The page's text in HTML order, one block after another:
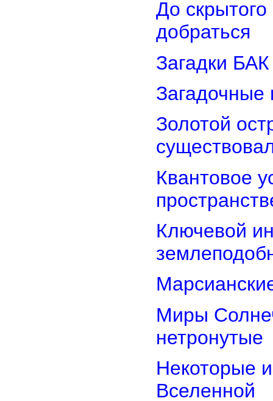
До
добраться
Загадки
Загадочные
Золотой
Квантовое
Ключевой
Миры
нетронутые
Некоторые
Вселенной